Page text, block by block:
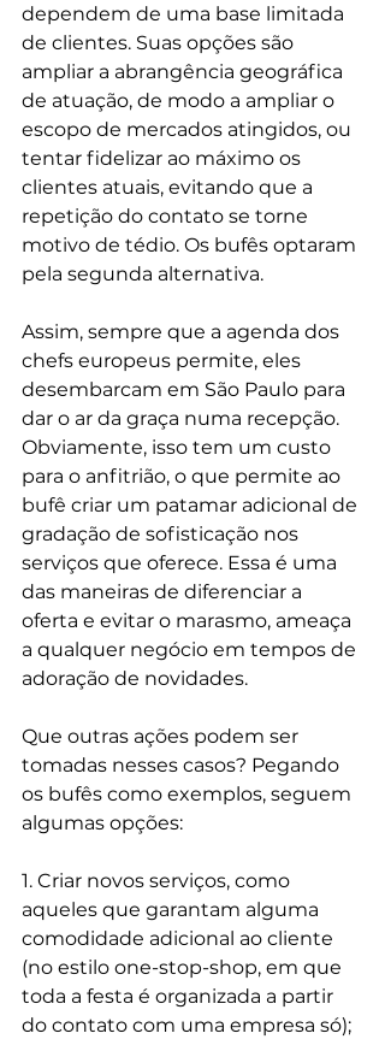
dependem de uma base limitada
de clientes. Suas opções são
ampliar a abrangência geográfica
de atuação, de modo a ampliar o
escopo de mercados atingidos, ou
tentar fidelizar ao máximo os
clientes atuais, evitando que a
repetição do contato se torne
motivo de tédio. Os bufês optaram
pela segunda alternativa.
Assim, sempre que a agenda dos
chefs europeus permite, eles
desembarcam em São Paulo para
dar o ar da graça numa recepção.
Obviamente, isso tem um custo
para o anfitrião, o que permite ao
bufê criar um patamar adicional de
gradação de sofisticação nos
serviços que oferece. Essa é uma
das maneiras de diferenciar a
oferta e evitar o marasmo, ameaça
a qualquer negócio em tempos de
adoração de novidades.
Que outras ações podem ser
tomadas nesses casos? Pegando
os bufês como exemplos, seguem
algumas opções:
1. Criar novos serviços, como
aqueles que garantam alguma
comodidade adicional ao cliente
(no estilo one-stop-shop, em que
toda a festa é organizada a partir
do contato com uma empresa só);